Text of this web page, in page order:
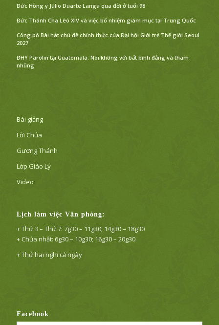
Đức Hồng y Júlio Duarte Langa qua đời ở tuổi 98
Đức Thánh Cha Lêô XIV và việc bổ nhiệm giám mục tại Trung Quốc
Công bố Bài hát chủ đề chính thức của Đại hội Giới trẻ Thế giới Seoul
2027
ĐHY Parolin tại Guatemala: Nói không với bất bình đẳng và tham
nhũng
Bài giảng
Lời Chúa
Gương Thánh
Lớp Giáo Lý
Video
Lịch làm việc Văn phòng:
+ Thứ 3 – Thứ 7: 7g30 – 11g30; 14g30 – 18g30
+ Chúa nhật: 6g30 – 10g30; 16g30 – 20g30
+ Thứ hai nghỉ cả ngày
Facebook